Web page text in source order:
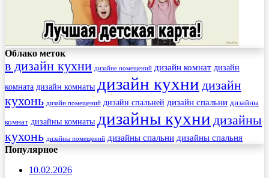
Облако меток
в дизайн кухни дизайне помещений дизайн комнат дизайн
комната дизайн комнаты дизайн кухни дизайн
кухонь дизайн помещений дизайн спальней дизайн спальни дизайны
комнат дизайны комнаты дизайны кухни дизайны
кухонь дизайны помещений дизайны спальни дизайны спальня
Популярное
10.02.2026